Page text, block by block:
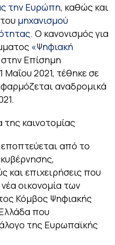
την Ευρώπη, καθώς και
μηχανισμού
. Ο κανονισμός για
«Ψηφιακή
Επίσημη
Μαΐου 2021, τέθηκε σε
αναδρομικά
καινοτομίας
από το
και επιχειρήσεις που
οικονομία των
Κόμβος Ψηφιακής
που
της Ευρωπαϊκής